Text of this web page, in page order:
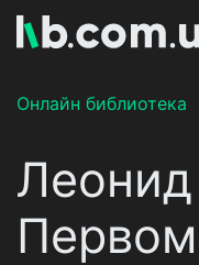
Онлайн библиотека
Леонид